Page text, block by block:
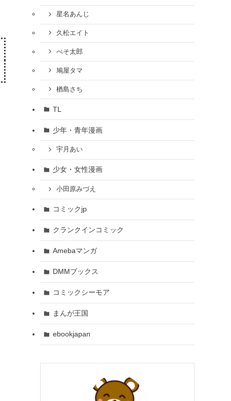
星名あんじ
久松エイト
ぺそ太郎
鳩屋タマ
楢島さち
TL
少年・青年漫画
宇月あい
少女・女性漫画
小田原みづえ
コミックjp
クランクインコミック
Amebaマンガ
DMMブックス
コミックシーモア
まんが王国
ebookjapan